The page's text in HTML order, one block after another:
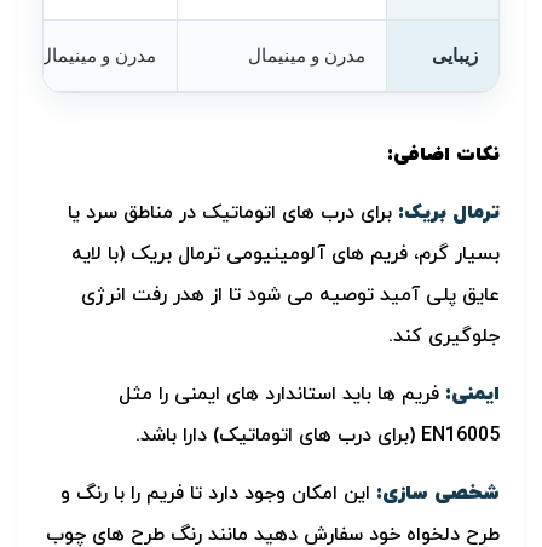
زیبایی مدرن و مینیمال مدرن و مینیمال
نکات اضافی:
ترمال بریک: برای درب های اتوماتیک در مناطق سرد یا
بسیار گرم، فریم های آلومینیومی ترمال بریک (با لایه
عایق پلی آمید توصیه می شود تا از هدر رفت انرژی
جلوگیری کند.
ایمنی: فریم ها باید استاندارد های ایمنی را مثل
EN16005 (برای درب های اتوماتیک) دارا باشد.
شخصی سازی: این امکان وجود دارد تا فریم را با رنگ و
طرح دلخواه خود سفارش دهید مانند رنگ طرح های چوب